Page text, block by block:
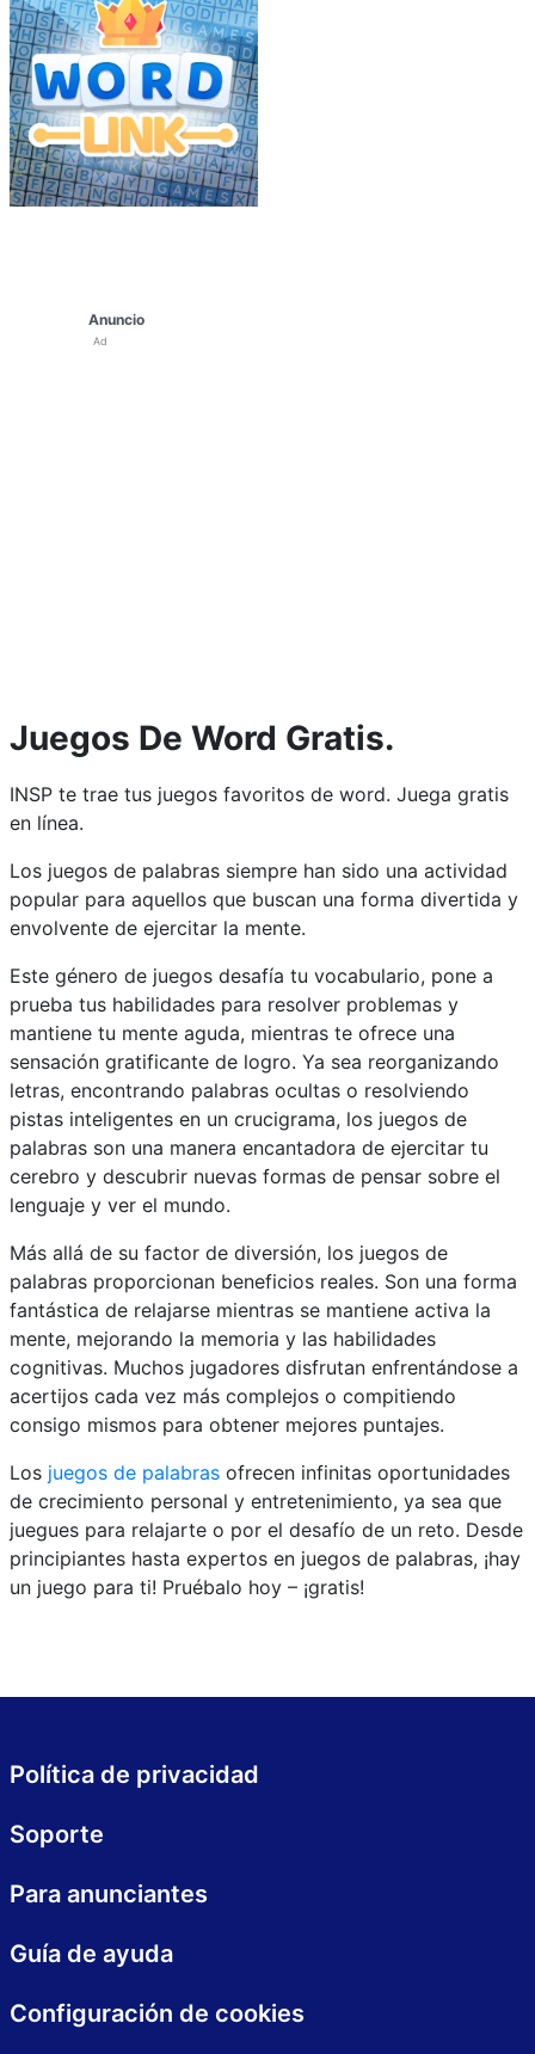
Anuncio
Ad
Juegos De Word Gratis.
INSP te trae tus juegos favoritos de word. Juega gratis
en línea.
Los juegos de palabras siempre han sido una actividad
popular para aquellos que buscan una forma divertida y
envolvente de ejercitar la mente.
Este género de juegos desafía tu vocabulario, pone a
prueba tus habilidades para resolver problemas y
mantiene tu mente aguda, mientras te ofrece una
sensación gratificante de logro. Ya sea reorganizando
letras, encontrando palabras ocultas o resolviendo
pistas inteligentes en un crucigrama, los juegos de
palabras son una manera encantadora de ejercitar tu
cerebro y descubrir nuevas formas de pensar sobre el
lenguaje y ver el mundo.
Más allá de su factor de diversión, los juegos de
palabras proporcionan beneficios reales. Son una forma
fantástica de relajarse mientras se mantiene activa la
mente, mejorando la memoria y las habilidades
cognitivas. Muchos jugadores disfrutan enfrentándose a
acertijos cada vez más complejos o compitiendo
consigo mismos para obtener mejores puntajes.
Los juegos de palabras ofrecen infinitas oportunidades
de crecimiento personal y entretenimiento, ya sea que
juegues para relajarte o por el desafío de un reto. Desde
principiantes hasta expertos en juegos de palabras, ¡hay
un juego para ti! Pruébalo hoy – ¡gratis!
Política de privacidad
Soporte
Para anunciantes
Guía de ayuda
Configuración de cookies